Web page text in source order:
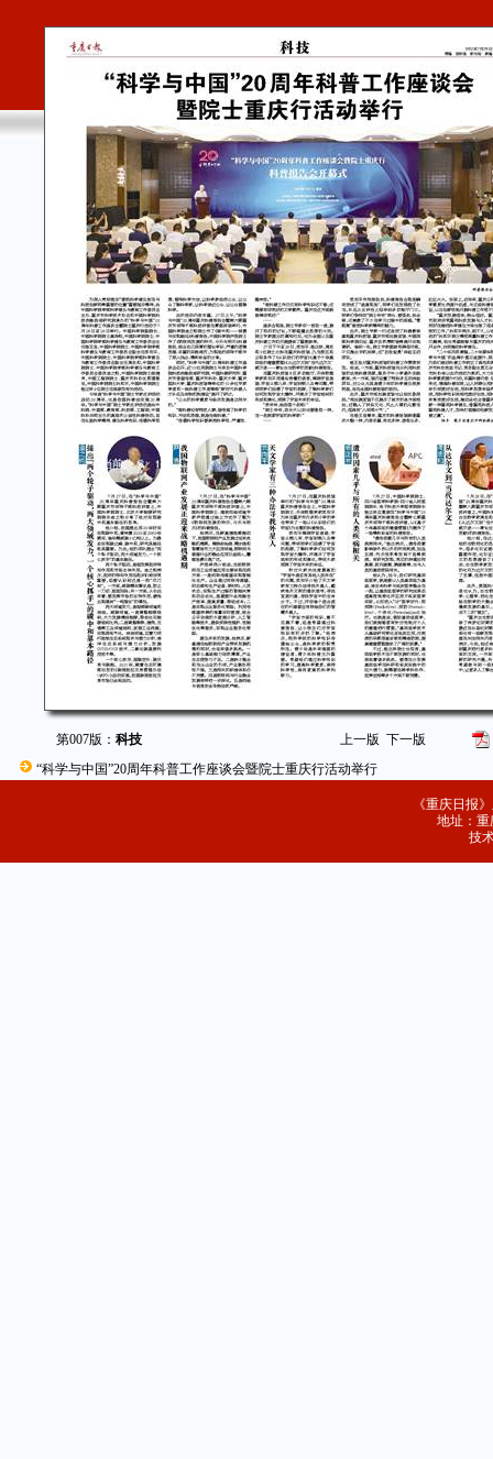
第007版：科技 上一版 下一版
“科学与中国”20周年科普工作座谈会暨院士重庆行活动举行
《重庆日报
地址：重
技